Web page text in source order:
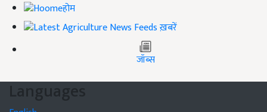
होम
ख़बरें
जॉब्स
Languages